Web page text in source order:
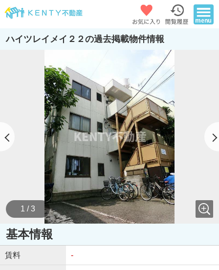
ハイツレイメイ２２の過去掲載物件情報
1 / 3
基本情報
賃料 -